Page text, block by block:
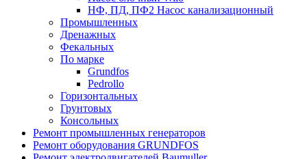
НФ, ПД, ПФ2 Насос канализационный
Промышленных
Дренажных
Фекальных
По марке
Grundfos
Pedrollo
Горизонтальных
Грунтовых
Консольных
Ремонт промышленных генераторов
Ремонт оборудования GRUNDFOS